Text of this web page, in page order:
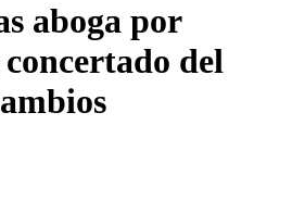
aboga por
del